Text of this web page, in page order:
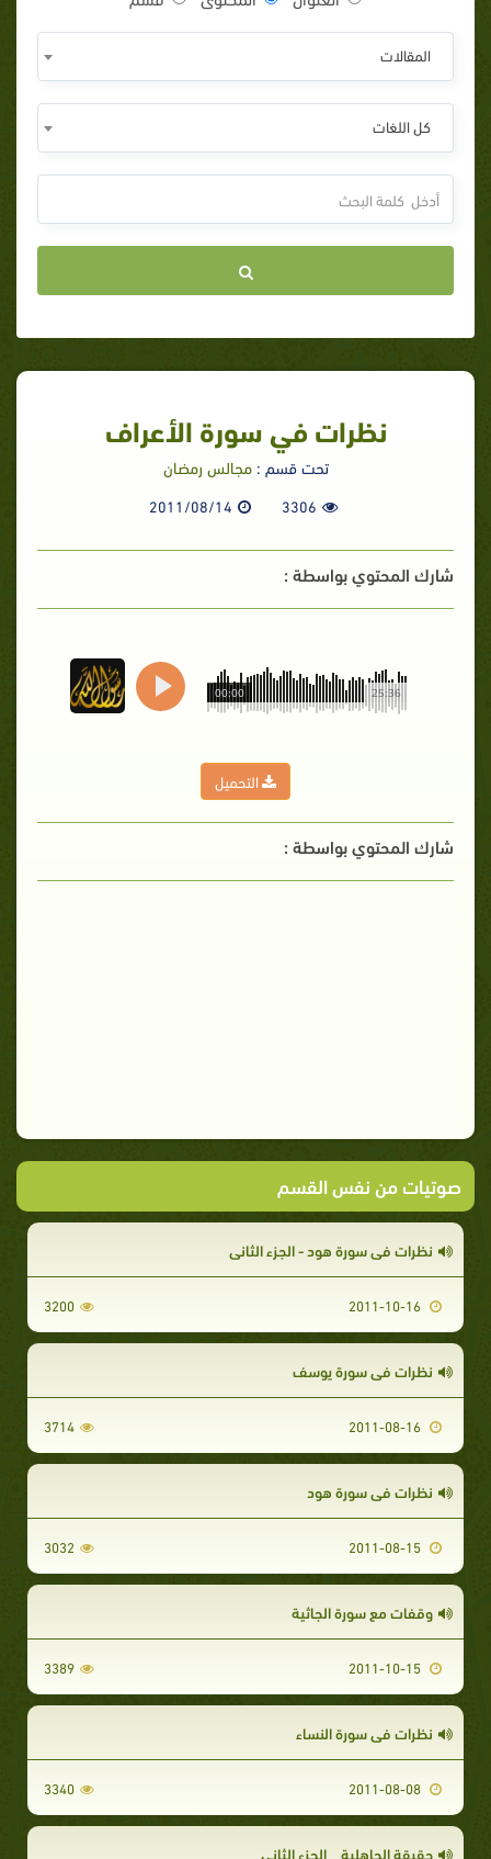
المقالات
كل اللغات
نظرات في سورة الأعراف
تحت قسم :مجالس رمضان
3306
2011/08/14
شارك المحتوي بواسطة :
25:36
00:00
التحميل
شارك المحتوي بواسطة :
صوتيات من نفس القسم
نظرات في سورة هود - الجزء الثاني
3200
نظرات في سورة يوسف
3714
نظرات في سورة هود
3032
وقفات مع سورة الجاثية‏
3389
نظرات في سورة النساء
3340
حقيقة الجاهلية _ الجزء الثانى